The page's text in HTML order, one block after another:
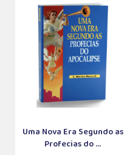
Uma Nova Era Segundo as
Profecias do ...